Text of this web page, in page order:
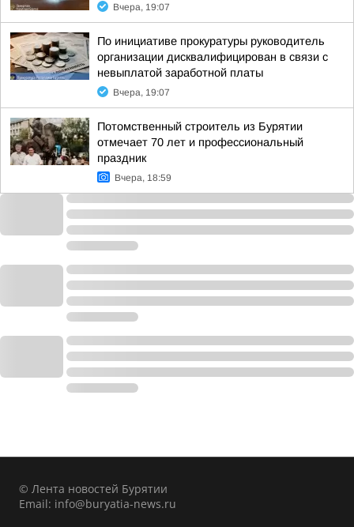
Вчера, 19:07
По инициативе прокуратуры руководитель
организации дисквалифицирован в связи с
невыплатой заработной платы
Вчера, 19:07
Потомственный строитель из Бурятии
отмечает 70 лет и профессиональный
праздник
Вчера, 18:59
© Лента новостей Бурятии
Email: info@buryatia-news.ru